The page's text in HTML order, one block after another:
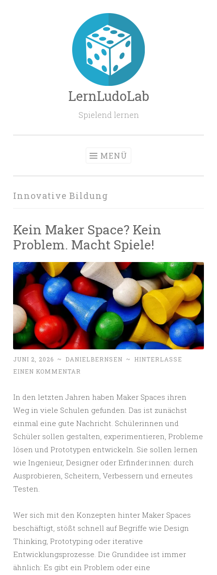
LernLudoLab
Spielend lernen
MENÜ
Innovative Bildung
Kein Maker Space? Kein
Problem. Macht Spiele!
JUNI 2, 2026 ~ DANIELBERNSEN ~
HINTERLASSE
EINEN KOMMENTAR
In den letzten Jahren haben Maker Spaces ihren
Weg in viele Schulen gefunden. Das ist zunächst
einmal eine gute Nachricht. Schülerinnen und
Schüler sollen gestalten, experimentieren, Probleme
lösen und Prototypen entwickeln. Sie sollen lernen
wie Ingenieur, Designer oder Erfinder:innen: durch
Ausprobieren, Scheitern, Verbessern und erneutes
Testen.
Wer sich mit den Konzepten hinter Maker Spaces
beschäftigt, stößt schnell auf Begriffe wie Design
Thinking, Prototyping oder iterative
Entwicklungsprozesse. Die Grundidee ist immer
ähnlich: Es gibt ein Problem oder eine